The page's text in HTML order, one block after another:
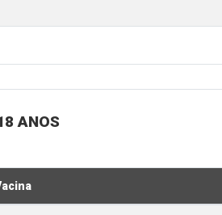
ANOS